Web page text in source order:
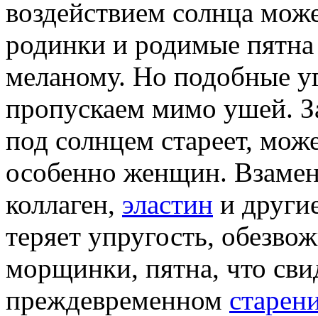
воздействием солнца
родинки и родимые пятна
меланому. Но подобные
пропускаем мимо ушей.
под солнцем стареет,
особенно женщин. Взамен
коллаген, эластин и
теряет упругость,
морщинки, пятна, что
преждевременном